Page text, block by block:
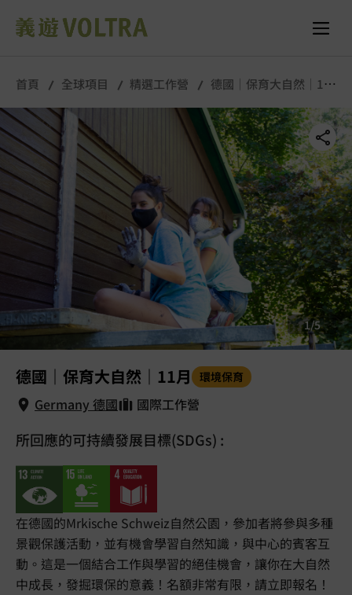
首頁 全球項目 精選工作營
德國｜保育大自然｜11
德國｜保育大自然｜11月 環境保育
Germany 德國 國際工作營
1/5
所回應的可持續發展目標(SDGs) :
在德國的Mrkische Schweiz自然公園，參加者將參與多種
景觀保護活動，並有機會學習自然知識，與中心的賓客互
動。這是一個結合工作與學習的絕佳機會，讓你在大自然
中成長，發掘環保的意義！名額非常有限，請立即報名！
舉行城市/地點 (只供參考)
Germany 德國